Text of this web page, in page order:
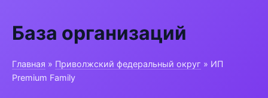
База организаций
Главная » Приволжский федеральный округ » ИП
Premium Family